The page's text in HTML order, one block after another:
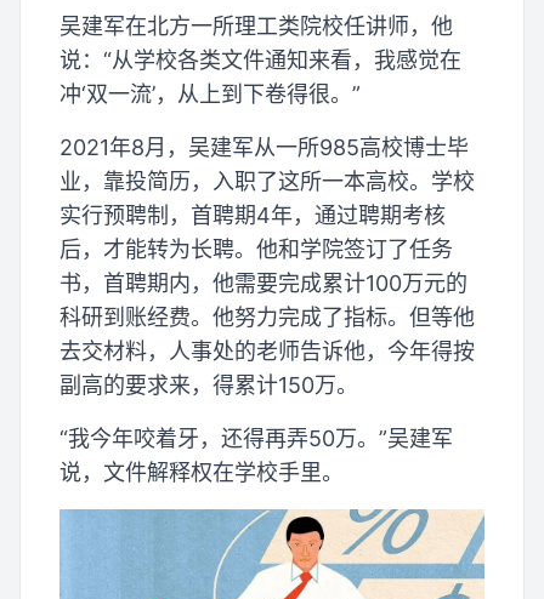
吴建军在北方一所理工类院校任讲师，他
说：“从学校各类文件通知来看，我感觉在
冲‘双一流’，从上到下卷得很。”
2021年8月，吴建军从一所985高校博士毕
业，靠投简历，入职了这所一本高校。学校
实行预聘制，首聘期4年，通过聘期考核
后，才能转为长聘。他和学院签订了任务
书，首聘期内，他需要完成累计100万元的
科研到账经费。他努力完成了指标。但等他
去交材料，人事处的老师告诉他，今年得按
副高的要求来，得累计150万。
“我今年咬着牙，还得再弄50万。”吴建军
说，文件解释权在学校手里。